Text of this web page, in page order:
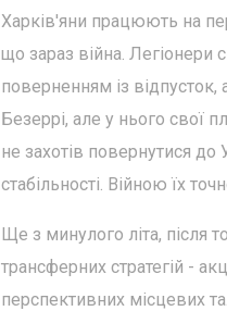
Харків'яни працюють на
що зараз війна.
поверненням із
Безеррі, але у нього свої
не захотів повернутися до
стабільності. Війною їх
Ще з минулого літа, після
трансферних стратегій -
перспективних місцевих